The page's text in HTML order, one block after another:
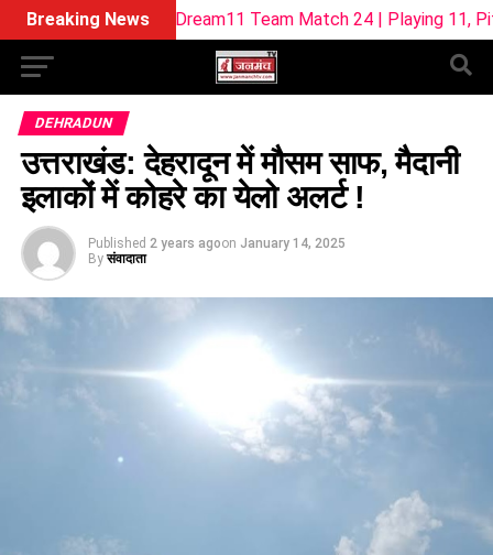
Breaking News
W Dream11 Team Match 24 | Playing 11, Pitch Report &
DEHRADUN
उत्तराखंड: देहरादून में मौसम साफ, मैदानी
इलाकों में कोहरे का येलो अलर्ट !
Published 2 years agoon January 14, 2025
By संवादाता